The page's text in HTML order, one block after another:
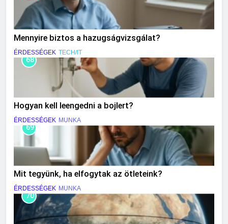
Mennyire biztos a hazugságvizsgálat?
ÉRDESSÉGEK TECH/IT
68
Hogyan kell leengedni a bojlert?
ÉRDESSÉGEK MUNKA
69
Mit tegyünk, ha elfogytak az ötleteink?
ÉRDESSÉGEK MUNKA
70